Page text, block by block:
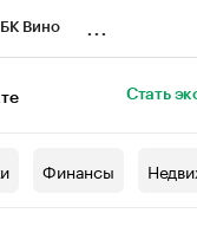
Вино
Стать
Финансы